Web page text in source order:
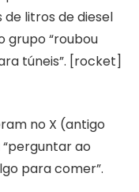
litros de diesel
grupo “roubou
túneis”. [rocket]
no X (antigo
ao
para comer”.